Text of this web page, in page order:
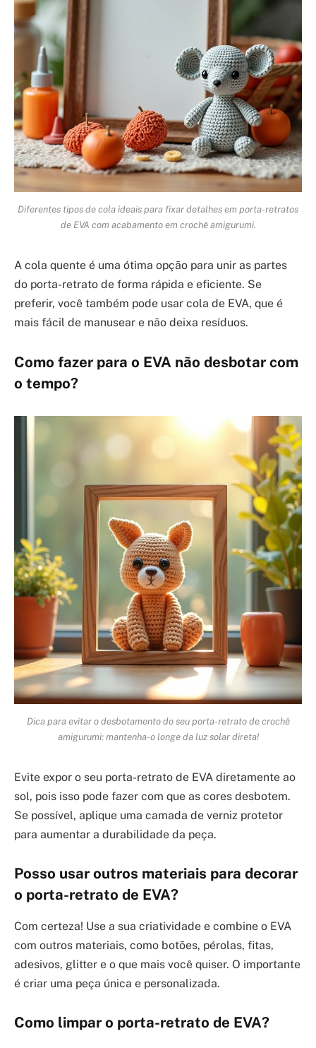
Diferentes tipos de cola ideais para fixar detalhes em porta-retratos
de EVA com acabamento em crochê amigurumi.
A cola quente é uma ótima opção para unir as partes
do porta-retrato de forma rápida e eficiente. Se
preferir, você também pode usar cola de EVA, que é
mais fácil de manusear e não deixa resíduos.
Como fazer para o EVA não desbotar com
o tempo?
Dica para evitar o desbotamento do seu porta-retrato de crochê
amigurumi: mantenha-o longe da luz solar direta!
Evite expor o seu porta-retrato de EVA diretamente ao
sol, pois isso pode fazer com que as cores desbotem.
Se possível, aplique uma camada de verniz protetor
para aumentar a durabilidade da peça.
Posso usar outros materiais para decorar
o porta-retrato de EVA?
Com certeza! Use a sua criatividade e combine o EVA
com outros materiais, como botões, pérolas, fitas,
adesivos, glitter e o que mais você quiser. O importante
é criar uma peça única e personalizada.
Como limpar o porta-retrato de EVA?